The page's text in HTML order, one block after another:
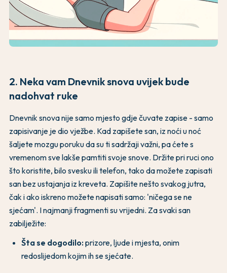
2. Neka vam Dnevnik snova uvijek bude
nadohvat ruke
Dnevnik snova nije samo mjesto gdje čuvate zapise - samo
zapisivanje je dio vježbe. Kad zapišete san, iz noći u noć
šaljete mozgu poruku da su ti sadržaji važni, pa ćete s
vremenom sve lakše pamtiti svoje snove. Držite pri ruci ono
što koristite, bilo svesku ili telefon, tako da možete zapisati
san bez ustajanja iz kreveta. Zapišite nešto svakog jutra,
čak i ako iskreno možete napisati samo: 'ničega se ne
sjećam'. I najmanji fragmenti su vrijedni. Za svaki san
zabilježite:
Šta se dogodilo:prizore, ljude i mjesta, onim
redoslijedom kojim ih se sjećate.